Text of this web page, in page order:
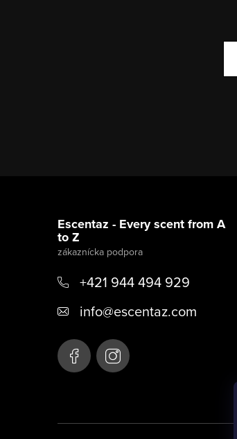
Escentaz - Every scent from A
to Z
+421 944 494 929
info@escentaz.com